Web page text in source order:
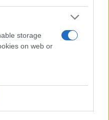
storage
on web or